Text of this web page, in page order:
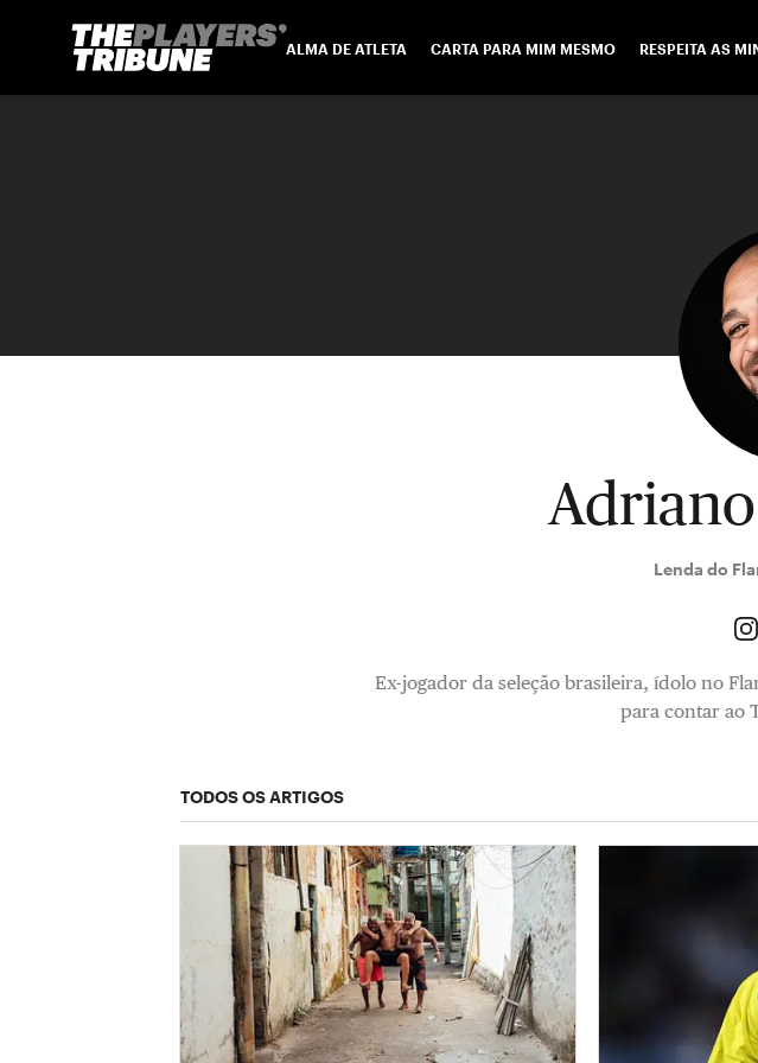
ALMA DE ATLETA CARTA PARA MIM MESMO RESPEITA AS
Lenda do
Ex-jogador da seleção brasileira, ídolo no
para contar ao
TODOS OS ARTIGOS